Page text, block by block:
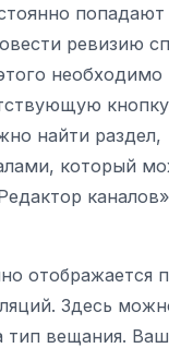
ревизию
необходимо
найти раздел,
который
отображается
Здесь
вещания.